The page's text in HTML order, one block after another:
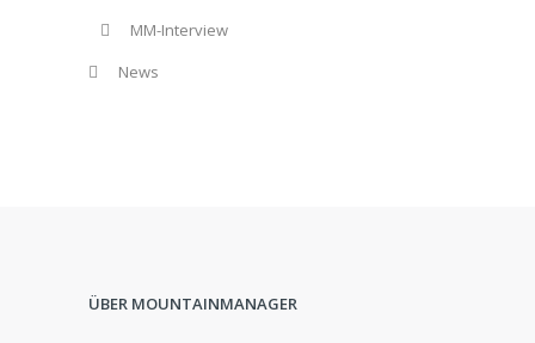
MM-Interview
News
ÜBER MOUNTAINMANAGER